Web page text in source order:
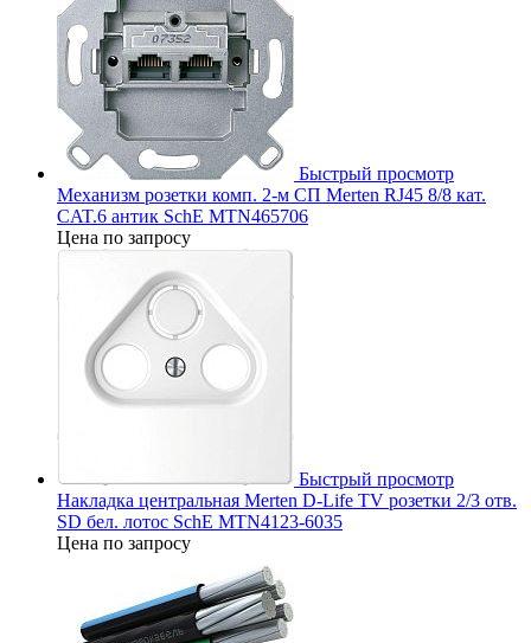
Быстрый просмотр
Механизм розетки комп. 2-м СП Merten RJ45 8/8 кат.
CAT.6 антик SchE MTN465706
Цена по запросу
Быстрый просмотр
Накладка центральная Merten D-Life TV розетки 2/3 отв.
SD бел. лотос SchE MTN4123-6035
Цена по запросу